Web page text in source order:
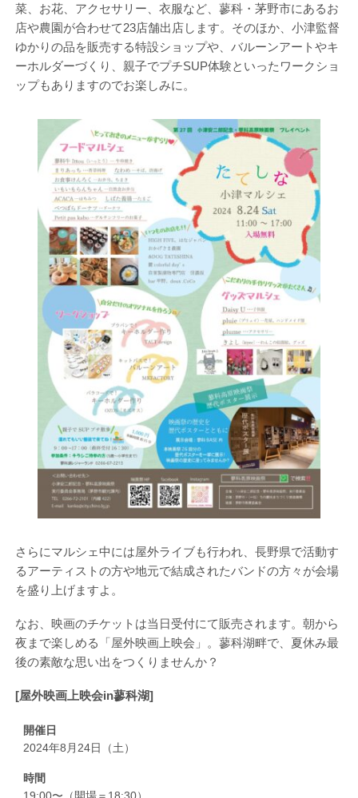
菜、お花、アクセサリー、衣服など、蓼科・茅野市にあるお
店や農園が合わせて23店舗出店します。そのほか、小津監督
ゆかりの品を販売する特設ショップや、バルーンアートやキ
ーホルダーづくり、親子でプチSUP体験といったワークショ
ップもありますのでお楽しみに。
さらにマルシェ中には屋外ライブも行われ、長野県で活動す
るアーティストの方や地元で結成されたバンドの方々が会場
を盛り上げますよ。
なお、映画のチケットは当日受付にて販売されます。朝から
夜まで楽しめる「屋外映画上映会」。蓼科湖畔で、夏休み最
後の素敵な思い出をつくりませんか？
[屋外映画上映会in蓼科湖]
開催日
2024年8月24日（土）
時間